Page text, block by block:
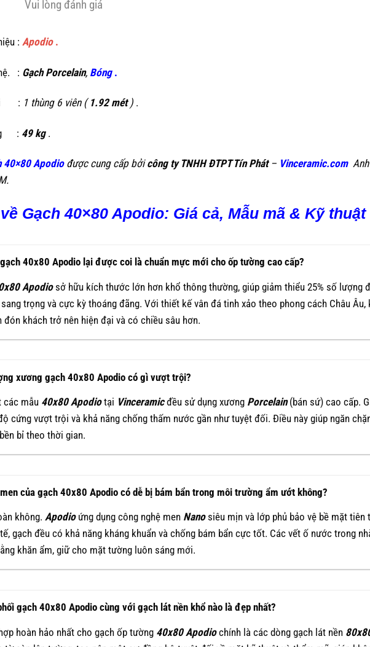
Vui lòng đánh giá
: Apodio.
: Gạch Porcelain, Bóng.
: 1 thùng 6 viên ( 1.92 mét ) .
: 49 kg.
40×80 Apodio được cung cấp bởicông ty TNHH ĐTPT Tín Phát– Vinceramic.com
Gạch 40×80 Apodio: Giá cả, Mẫu mã & Kỹ
40x80 Apodio lại được coi là chuẩn mực mới cho ốp tường cao cấp?
Apodiosở hữu kích thước lớn hơn khổ thông thường, giúp giảm thiểu 25% số lượng
trọng và cực kỳ thoáng đãng. Với thiết kế vân đá tinh xảo theo phong cách Châu
đón khách trở nên hiện đại và có chiều sâu hơn.
xương gạch 40x80 Apodio có gì vượt trội?
các mẫu 40x80 Apodio tại Vinceramicđều sử dụng xương Porcelain(bán sứ) cao cấp.
cứng vượt trội và khả năng chống thấm nước gần như tuyệt đối. Điều này giúp ngăn
bỉ theo thời gian.
của gạch 40x80 Apodio có dễ bị bám bẩn trong môi trường ẩm ướt không?
không.Apodioứng dụng công nghệ men Nanosiêu mịn và lớp phủ bảo vệ bề mặt tiên
gạch đều có khả năng kháng khuẩn và chống bám bẩn cực tốt. Các vết ố nước trong
khăn ẩm, giữ cho mặt tường luôn sáng mới.
gạch 40x80 Apodio cùng với gạch lát nền khổ nào là đẹp nhất?
hoàn hảo nhất cho gạch ốp tường 40x80 Apodiochính là các dòng gạch lát nền